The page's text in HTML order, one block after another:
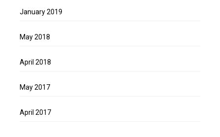
January 2019
May 2018
April 2018
May 2017
April 2017